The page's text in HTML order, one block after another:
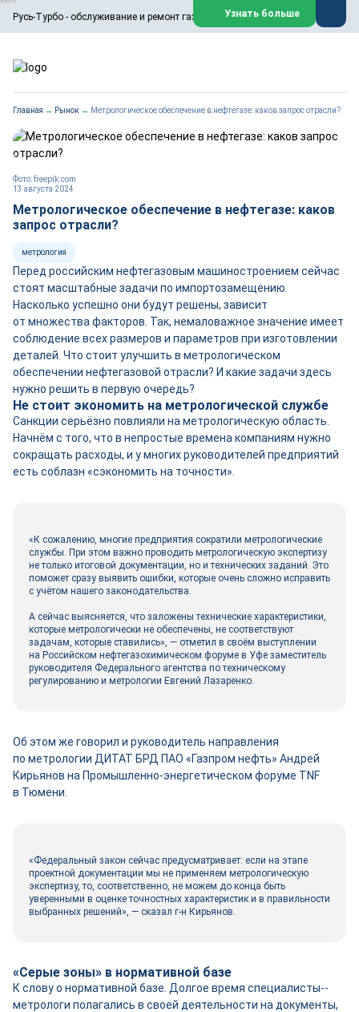
Русь-Турбо - обслуживание и ремонт газовых паровых турбин
ООО «Русь-Турбо» занимается сервисом газовых и паровых
турбин, комплексным ремонтом, восстановлением,
техническим обслуживанием оборудования ТЭС,
работают на нефтегазовых, нефтехимических,
металлургических и других предприятиях.
Реклама. ООО «Русь-Турбо», ИНН 7802588950
Узнать больше
Главная → Рынок → Метрологическое обеспечение в нефтегазе: каков запрос отрасли?
13 августа 2024
Фото: freepik.com
Метрологическое обеспечение в нефтегазе: каков
запрос отрасли?
метрология
Перед российским нефтегазовым машиностроением сейчас
стоят масштабные задачи по импортозамещению.
Насколько успешно они будут решены, зависит
от множества факторов. Так, немаловажное значение имеет
соблюдение всех размеров и параметров при изготовлении
деталей. Что стоит улучшить в метрологическом
обеспечении нефтегазовой отрасли? И какие задачи здесь
нужно решить в первую очередь?
Не стоит экономить на метрологической службе
Санкции серьёзно повлияли на метрологическую область.
Начнём с того, что в непростые времена компаниям нужно
сокращать расходы, и у многих руководителей предприятий
есть соблазн «сэкономить на точности».
«К сожалению, многие предприятия сократили метрологические
службы. При этом важно проводить метрологическую экспертизу
не только итоговой документации, но и технических заданий. Это
поможет сразу выявить ошибки, которые очень сложно исправить
с учётом нашего законодательства.
А сейчас выясняется, что заложены технические характеристики,
которые метрологически не обеспечены, не соответствуют
задачам, которые ставились», — отметил в своём выступлении
на Российском нефтегазохимическом форуме в Уфе заместитель
руководителя Федерального агентства по техническому
регулированию и метрологии Евгений Лазаренко.
Об этом же говорил и руководитель направления
по метрологии ДИТАТ БРД ПАО «Газпром нефть» Андрей
Кирьянов на Промышленно-­энергетическом форуме TNF
в Тюмени.
«Федеральный закон сейчас предусматривает: если на этапе
проектной документации мы не применяем метрологическую
экспертизу, то, соответственно, не можем до конца быть
уверенными в оценке точностных характеристик и в правильности
выбранных решений», — сказал г-н Кирьянов.
«Серые зоны» в нормативной базе
К слову о нормативной базе. Долгое время специалисты-­
метрологи полагались в своей деятельности на документы,